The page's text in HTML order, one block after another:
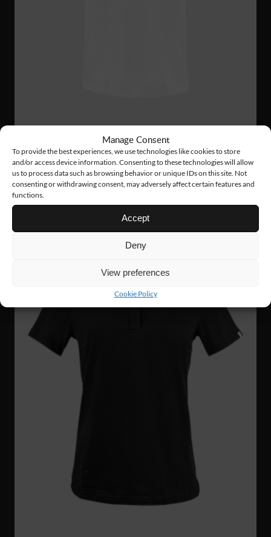
Manage Consent
To provide the best experiences, we use technologies like cookies to store
and/or access device information. Consenting to these technologies will allow
us to process data such as browsing behavior or unique IDs on this site. Not
consenting or withdrawing consent, may adversely affect certain features and
functions.
Accept
Deny
View preferences
Cookie Policy
PS26
33 €
FUNCTIONAL PIQUE